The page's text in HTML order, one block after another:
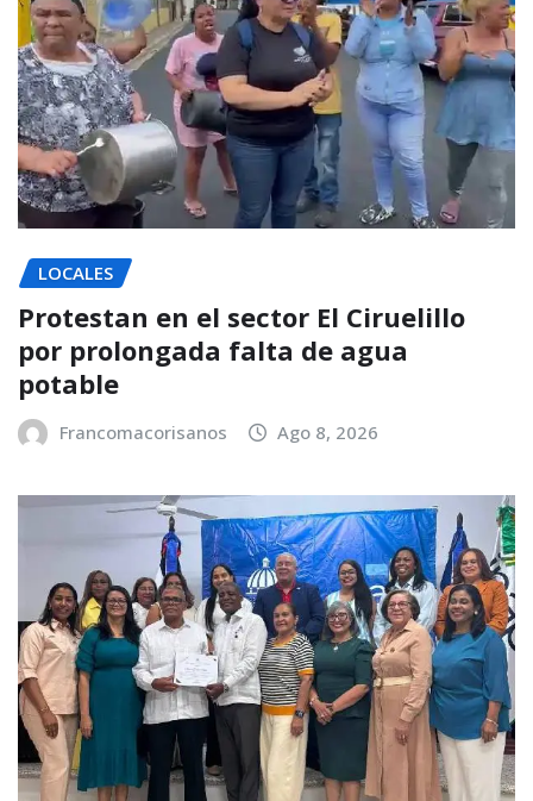
LOCALES
Protestan en el sector El Ciruelillo
por prolongada falta de agua
potable
Francomacorisanos Ago 8, 2026